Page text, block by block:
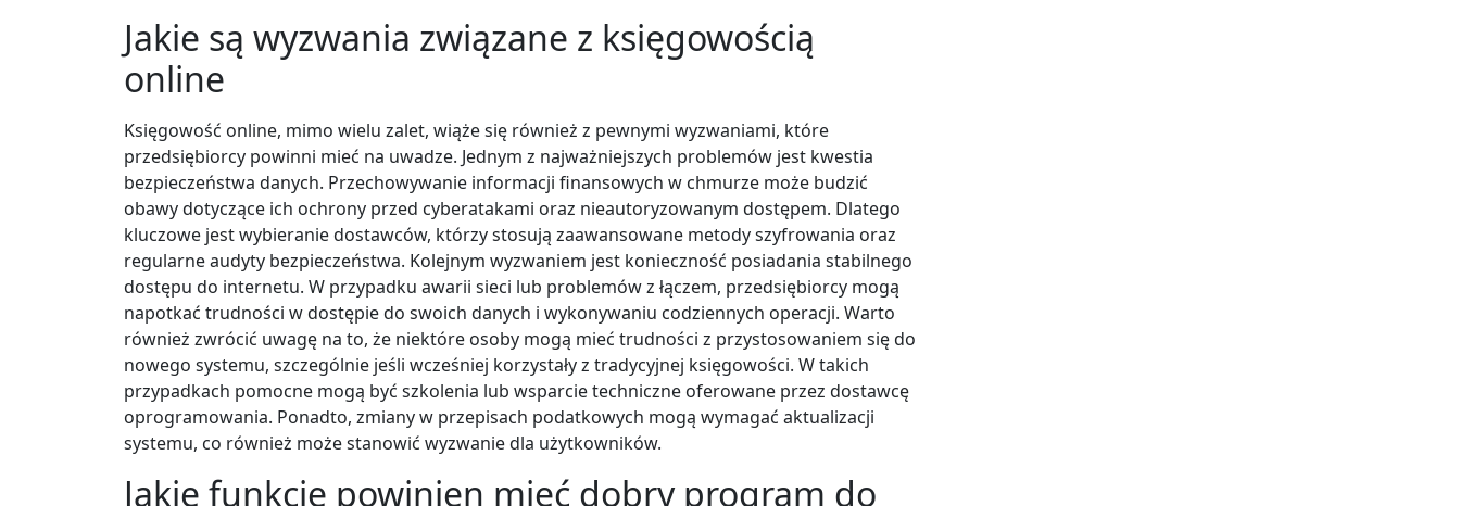
Jakie są wyzwania związane z księgowością
online
Księgowość online, mimo wielu zalet, wiąże się również z pewnymi wyzwaniami, które
przedsiębiorcy powinni mieć na uwadze. Jednym z najważniejszych problemów jest kwestia
bezpieczeństwa danych. Przechowywanie informacji finansowych w chmurze może budzić
obawy dotyczące ich ochrony przed cyberatakami oraz nieautoryzowanym dostępem. Dlatego
kluczowe jest wybieranie dostawców, którzy stosują zaawansowane metody szyfrowania oraz
regularne audyty bezpieczeństwa. Kolejnym wyzwaniem jest konieczność posiadania stabilnego
dostępu do internetu. W przypadku awarii sieci lub problemów z łączem, przedsiębiorcy mogą
napotkać trudności w dostępie do swoich danych i wykonywaniu codziennych operacji. Warto
również zwrócić uwagę na to, że niektóre osoby mogą mieć trudności z przystosowaniem się do
nowego systemu, szczególnie jeśli wcześniej korzystały z tradycyjnej księgowości. W takich
przypadkach pomocne mogą być szkolenia lub wsparcie techniczne oferowane przez dostawcę
oprogramowania. Ponadto, zmiany w przepisach podatkowych mogą wymagać aktualizacji
systemu, co również może stanowić wyzwanie dla użytkowników.
Jakie funkcje powinien mieć dobry program do